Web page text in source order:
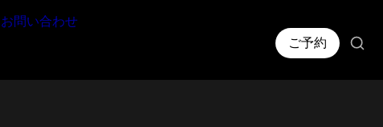
お問い合わせ
ご予約